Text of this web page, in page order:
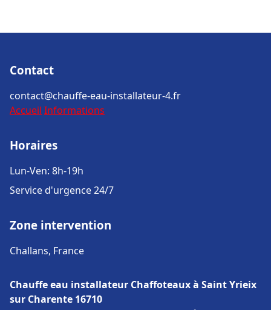
Contact
contact@chauffe-eau-installateur-4.fr
Accueil Informations
Horaires
Lun-Ven: 8h-19h
Service d'urgence 24/7
Zone intervention
Challans, France
Chauffe eau installateur Chaffoteaux à Saint Yrieix
sur Charente 16710